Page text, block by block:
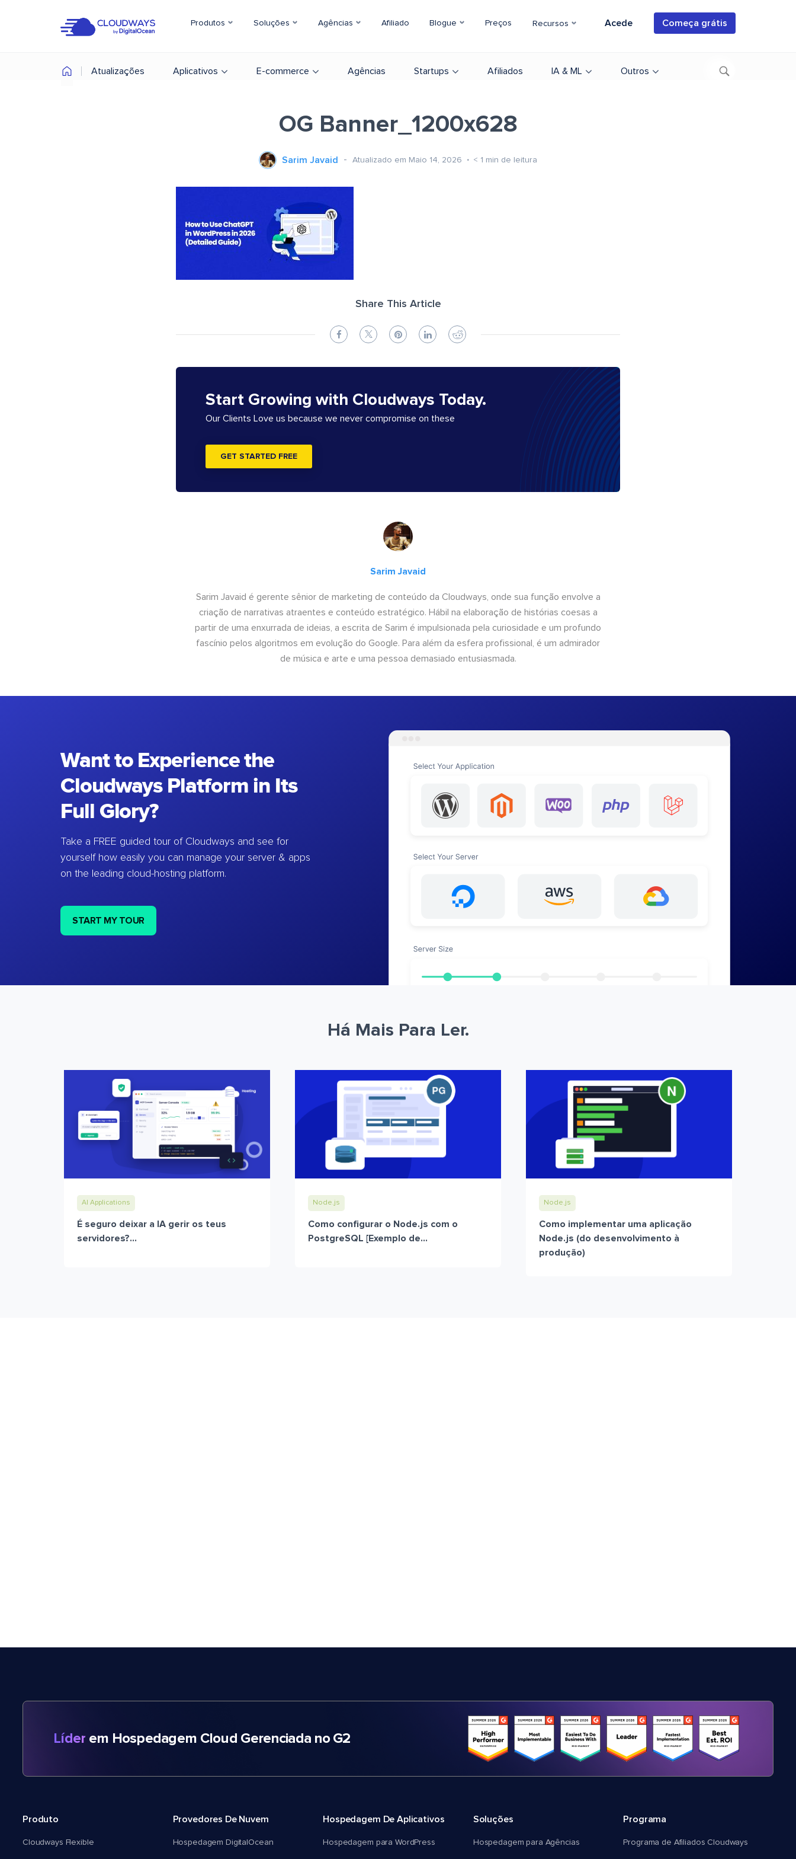
Produtos Soluções Agências Afiliado Blogue Preços Recursos Acede Começa grátis
Atualizações Aplicativos E-commerce Agências Startups Afiliados IA & ML Outros
OG Banner_1200x628
Sarim Javaid Atualizado em Maio 14, 2026 < 1 min de leitura
Share This Article
Start Growing with Cloudways Today.
Our Clients Love us because we never compromise on these
GET STARTED FREE
Sarim Javaid
Sarim Javaid é gerente sênior de marketing de conteúdo da Cloudways, onde sua função envolve a
criação de narrativas atraentes e conteúdo estratégico. Hábil na elaboração de histórias coesas a
partir de uma enxurrada de ideias, a escrita de Sarim é impulsionada pela curiosidade e um profundo
fascínio pelos algoritmos em evolução do Google. Para além da esfera profissional, é um admirador
de música e arte e uma pessoa demasiado entusiasmada.
Want to Experience the
Cloudways Platform in Its
Full Glory?
Take a FREE guided tour of Cloudways and see for
yourself how easily you can manage your server & apps
on the leading cloud-hosting platform.
START MY TOUR
Há Mais Para Ler.
AI Applications
É seguro deixar a IA gerir os teus
servidores?...
Node.js
Como configurar o Node.js com o
PostgreSQL [Exemplo de...
Node.js
Como implementar uma aplicação
Node.js (do desenvolvimento à
produção)
Líder em Hospedagem Cloud Gerenciada no G2
Produto
Cloudways Flexible
Provedores De Nuvem
Hospedagem DigitalOcean
Hospedagem De Aplicativos
Hospedagem para WordPress
Soluções
Hospedagem para Agências
Programa
Programa de Afiliados Cloudways